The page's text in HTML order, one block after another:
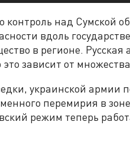
контроль над Сумской
вдоль
в регионе.
это зависит от
украинской армии
перемирия в
режим теперь